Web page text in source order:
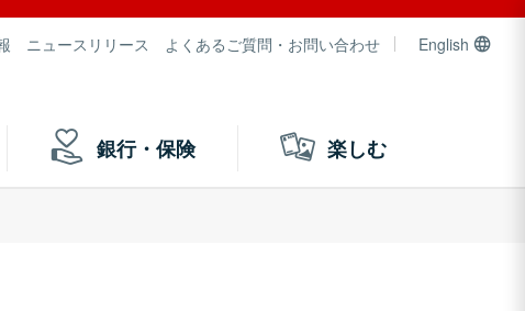
ニュースリリース よくあるご質問・お問い合わせ English
銀行・保険 楽しむ